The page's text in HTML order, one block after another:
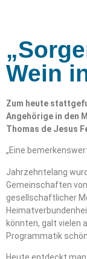
Wein
Zum heute
Angehörige in den
Thomas de Jesus
„Eine
Jahrzehntelang
Gemeinschaften
gesellschaftlicher
könnten, galt vielen
Programmatik